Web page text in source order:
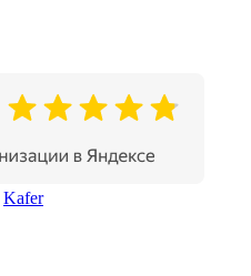
Kafer